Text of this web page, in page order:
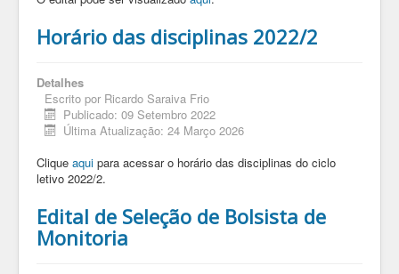
Horário das disciplinas 2022/2
Detalhes
Escrito por Ricardo Saraiva Frio
Publicado: 09 Setembro 2022
Última Atualização: 24 Março 2026
Clique aqui para acessar o horário das disciplinas do ciclo
letivo 2022/2.
Edital de Seleção de Bolsista de
Monitoria